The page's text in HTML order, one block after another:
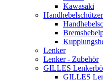
Kawasaki
Handhebelschützer
Lenker
Lenker - Zubehör
GILLES
GILLES